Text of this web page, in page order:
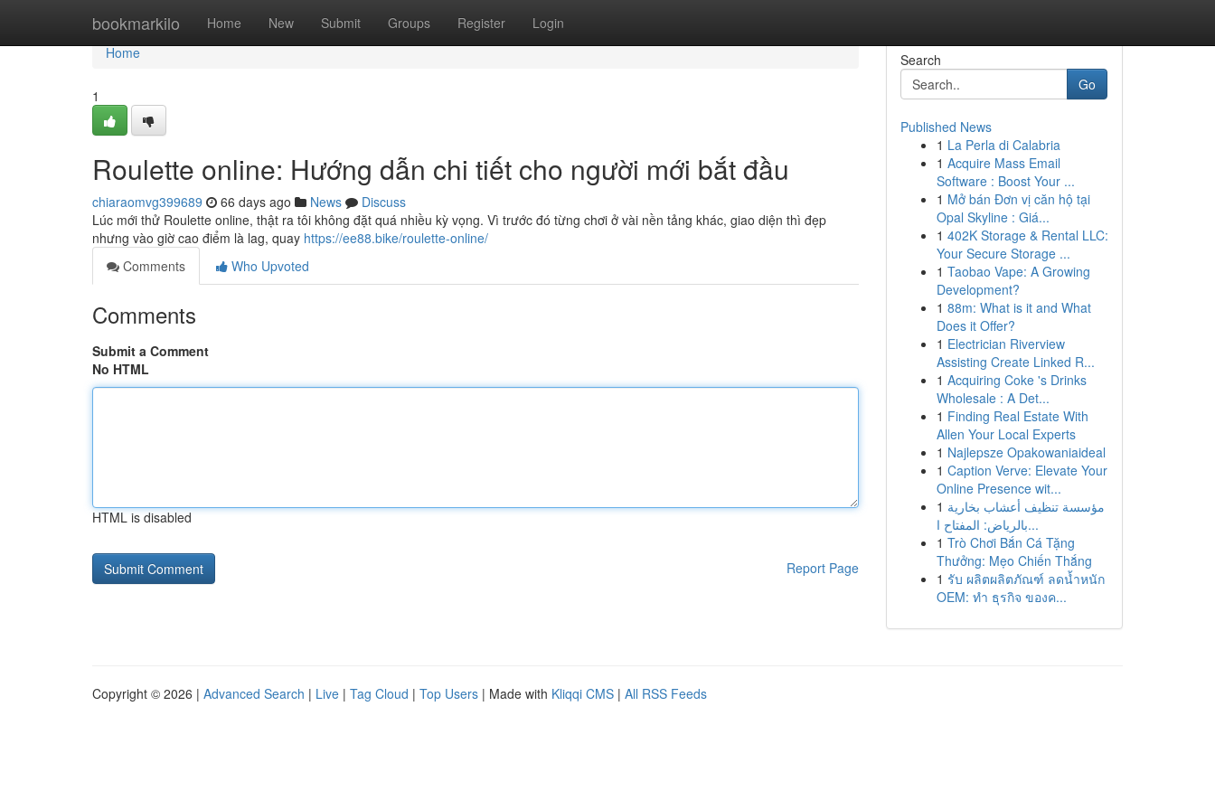
bookmarkilo Home New Submit Groups Register Login
Home
Home
1
Roulette online: Hướng dẫn chi tiết cho người mới bắt đầu
chiaraomvg399689 66 days ago News
Discuss
Lúc mới thử Roulette online, thật ra tôi không đặt quá nhiều kỳ vọng. Vì trước đó từng chơi ở vài nền tảng khác, giao diện thì đẹp
nhưng vào giờ cao điểm là lag, quay https://ee88.bike/roulette-online/
Comments
Who Upvoted
Comments
Submit a Comment
No HTML
HTML is disabled
Report Page
Search
Go
Published News
1 La Perla di Calabria
1 Acquire Mass Email
Software : Boost Your ...
1 Mở bán Đơn vị căn hộ tại
Opal Skyline : Giá...
1 402K Storage & Rental LLC:
Your Secure Storage ...
1 Taobao Vape: A Growing
Development?
1 88m: What is it and What
Does it Offer?
1 Electrician Riverview
Assisting Create Linked R...
1 Acquiring Coke 's Drinks
Wholesale : A Det...
1 Finding Real Estate With
Allen Your Local Experts
1 Najlepsze Opakowaniaideal
1 Caption Verve: Elevate Your
Online Presence wit...
1 مؤسسة تنظيف أعشاب بخارية
بالرياض: المفتاح ا...
1 Trò Chơi Bắn Cá Tặng
Thưởng: Mẹo Chiến Thắng
1 รับ ผลิตผลิตภัณฑ์ ลดน้ำหนัก
OEM: ทำ ธุรกิจ ของค...
Copyright © 2026 | Advanced Search | Live | Tag Cloud | Top Users | Made with Kliqqi CMS | All RSS Feeds